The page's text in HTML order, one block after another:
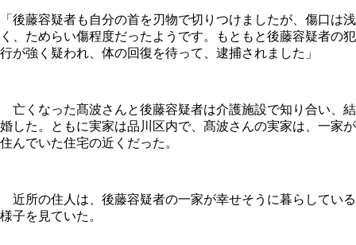
「後藤容疑者も自分の首を刃物で切りつけましたが、傷口は浅
く、ためらい傷程度だったようです。もともと後藤容疑者の犯
行が強く疑われ、体の回復を待って、逮捕されました」
亡くなった髙波さんと後藤容疑者は介護施設で知り合い、結
婚した。ともに実家は品川区内で、髙波さんの実家は、一家が
住んでいた住宅の近くだった。
近所の住人は、後藤容疑者の一家が幸せそうに暮らしている
様子を見ていた。